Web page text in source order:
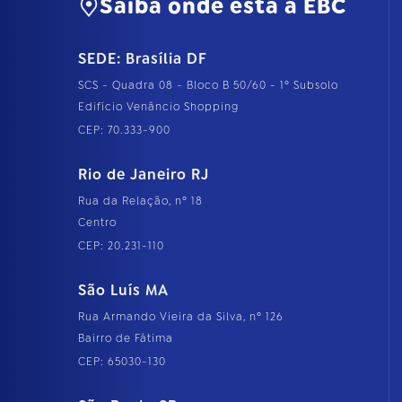
Saiba onde está a EBC
SEDE: Brasília DF
SCS - Quadra 08 - Bloco B 50/60 - 1º Subsolo
Edifício Venâncio Shopping
CEP: 70.333-900
Rio de Janeiro RJ
Rua da Relação, nº 18
Centro
CEP: 20.231-110
São Luís MA
Rua Armando Vieira da Silva, nº 126
Bairro de Fátima
CEP: 65030-130